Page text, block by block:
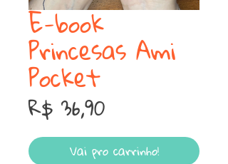
E-book
Princesas Ami
Pocket
R$ 36,90Preço
Vai pro carrinho!